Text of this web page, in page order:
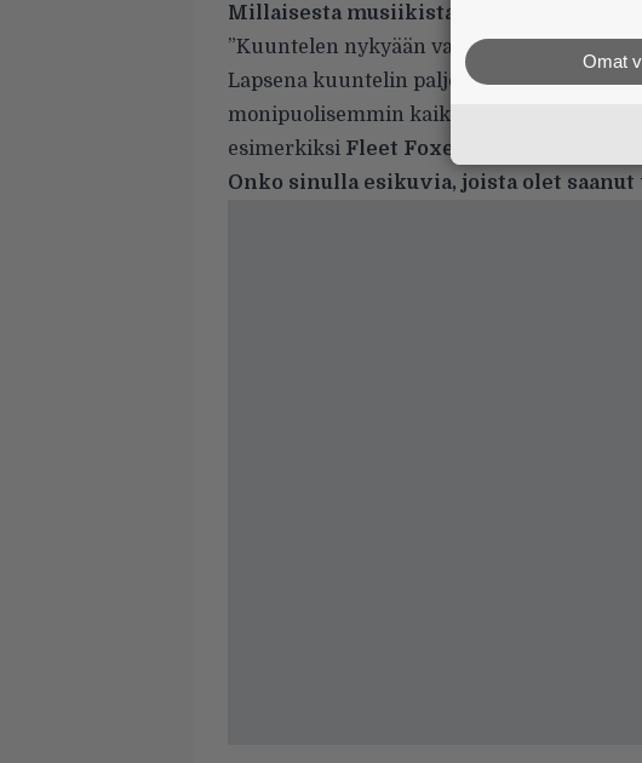
Millaisesta musiikista pidät?
”Kuuntelen nykyään valtavan paljon
Lapsena kuuntelin paljon urbaania
monipuolisemmin kaikkea. Lapsena en
esimerkiksi Fleet Foxesia
Onko sinulla esikuvia, joista olet
Omat